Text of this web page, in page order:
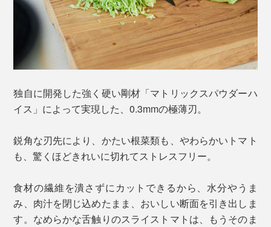
独自に開発した強く硬い剛材「マトリックスパウダーハ
イス」によって実現した、0.3mmの極薄刃。
鋭角な刃先により、かたい根菜類も、やわらかいトマト
も、驚くほどきれいに切れてストレスフリー。
食材の繊維を潰さずにカットできるから、水分やうま
み、肉汁を閉じ込めたまま、おいしい断面を引き出しま
す。なめらかな舌触りのスライストマトは、もうそのま